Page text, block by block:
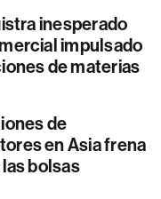
inesperado
impulsado
de materias
de
en Asia frena
bolsas